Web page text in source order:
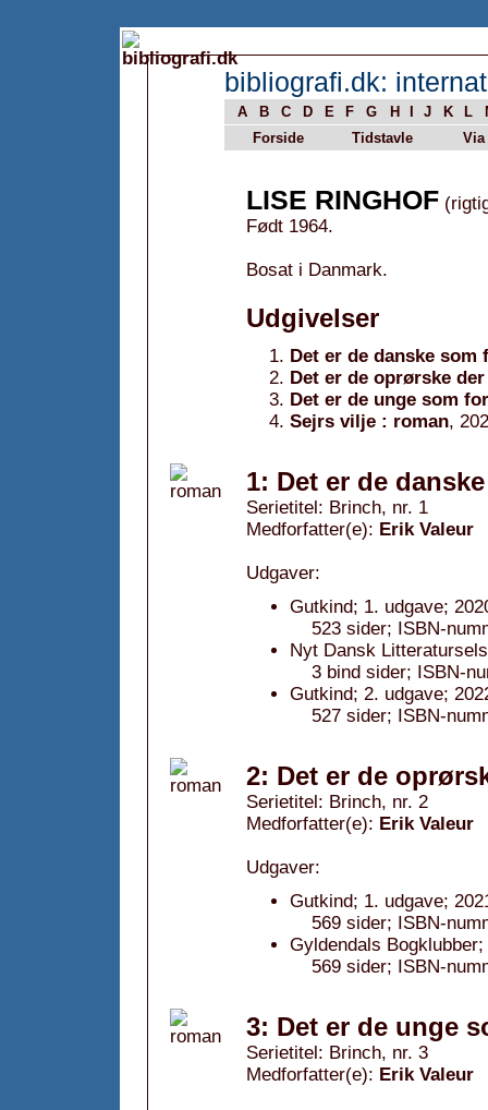
bibliografi.dk:
A B C D E F G H J K L
Forside
Tidstavle Via
LISE RINGHOF
Født 1964.
Bosat i Danmark.
Udgivelser
Det er de danske
Det er de oprørske
Det er de unge som
Sejrs vilje : roman,
1: Det er de
Serietitel: Brinch, nr. 1
Medforfatter(e): Erik Valeur
Udgaver:
Gutkind; 1. udgave;
523 sider; ISBN-
Nyt Dansk
3 bind sider; ISBN-
Gutkind; 2. udgave;
527 sider; ISBN-
2: Det er de
Serietitel: Brinch, nr. 2
Medforfatter(e): Erik Valeur
Udgaver:
Gutkind; 1. udgave;
569 sider; ISBN-
Gyldendals
569 sider; ISBN-
3: Det er de unge
Serietitel: Brinch, nr. 3
Medforfatter(e): Erik Valeur